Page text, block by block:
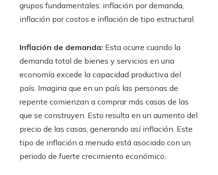
grupos fundamentales: inflación por demanda,
inflación por costos e inflación de tipo estructural.
Inflación de demanda: Esta ocurre cuando la
demanda total de bienes y servicios en una
economía excede la capacidad productiva del
país. Imagina que en un país las personas de
repente comienzan a comprar más casas de las
que se construyen. Esto resulta en un aumento del
precio de las casas, generando así inflación. Este
tipo de inflación a menudo está asociado con un
periodo de fuerte crecimiento económico.